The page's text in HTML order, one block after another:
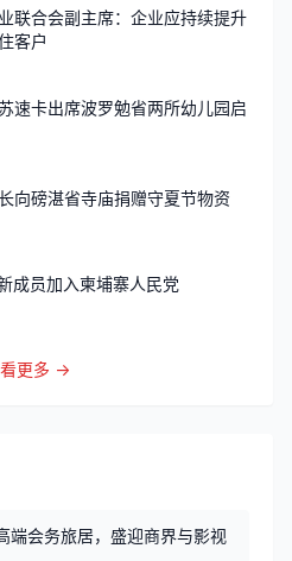
联合会副主席：企业应持续提升
客户
速卡出席波罗勉省两所幼儿园启
向磅湛省寺庙捐赠守夏节物资
成员加入柬埔寨人民党
更多 →
端会务旅居，盛迎商界与影视